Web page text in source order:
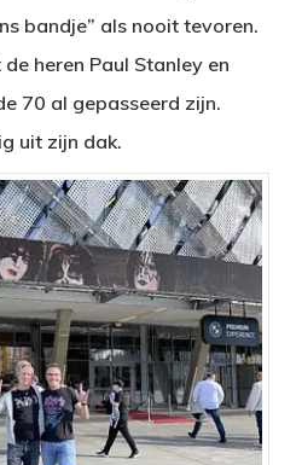
bandje” als nooit tevoren.
heren Paul Stanley en
70 al gepasseerd zijn.
uit zijn dak.